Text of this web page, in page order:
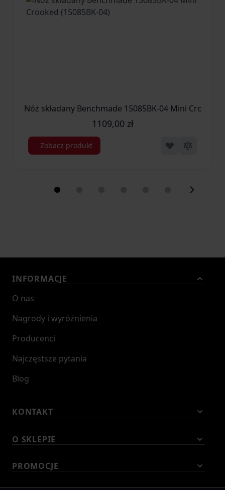
Nóż składany Benchmade 15085BK-04 Mini Crooked
1109,00 zł
Zobacz produkt
INFORMACJE
O nas
Nagrody i wyróżnienia
Producenci
Najczęstsze pytania
Blog
KONTAKT
O SKLEPIE
PROMOCJE